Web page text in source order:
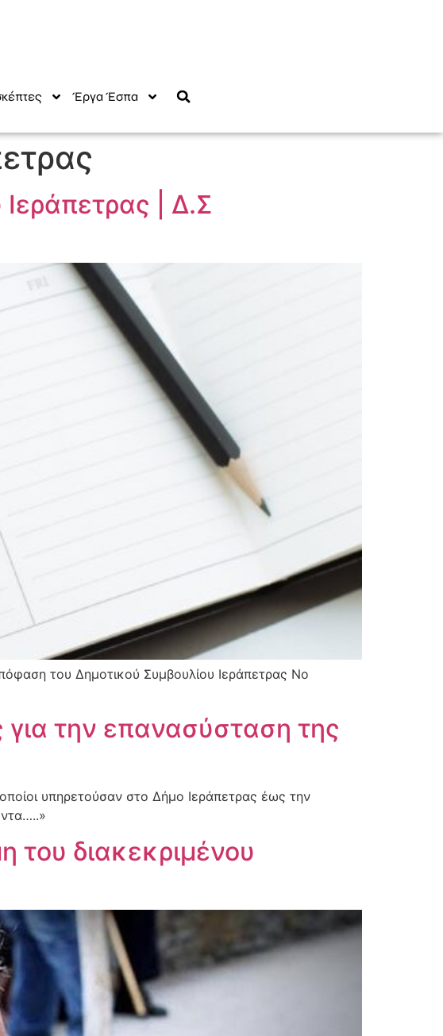
Έργα Έσπα
Ιεράπετρας | Δ.Σ
του Δημοτικού Συμβουλίου Ιεράπετρας Νο
την επανασύσταση της
υπηρετούσαν στο Δήμο Ιεράπετρας έως την
του διακεκριμένου